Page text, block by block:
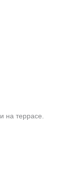
на террасе.